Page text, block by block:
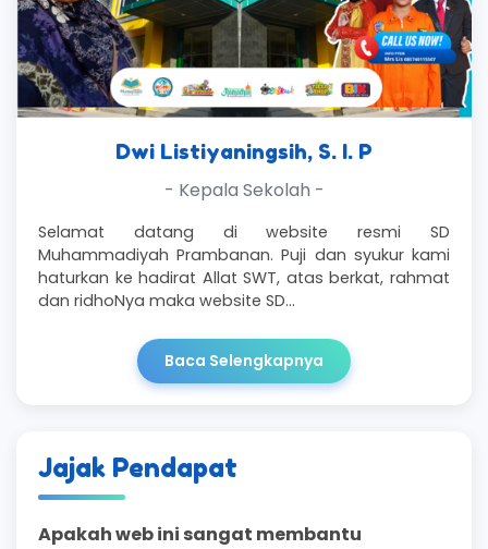
Dwi Listiyaningsih, S. I. P
- Kepala Sekolah -
Selamat datang di website resmi SD
Muhammadiyah Prambanan. Puji dan syukur kami
haturkan ke hadirat Allat SWT, atas berkat, rahmat
dan ridhoNya maka website SD…
Baca Selengkapnya
Jajak Pendapat
Apakah web ini sangat membantu